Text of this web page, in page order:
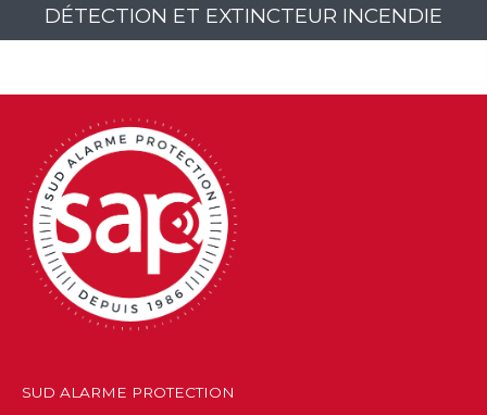
DÉTECTION ET EXTINCTEUR INCENDIE
SUD ALARME PROTECTION